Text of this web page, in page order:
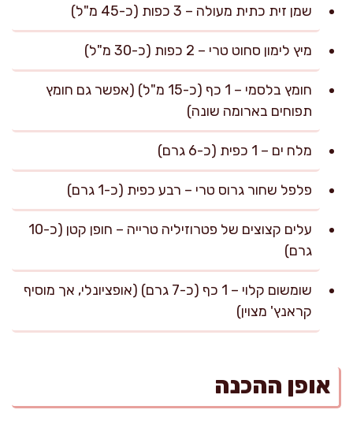
שמן זית כתית מעולה – 3 כפות (כ-45 מ"ל)
מיץ לימון סחוט טרי – 2 כפות (כ-30 מ"ל)
חומץ בלסמי – 1 כף (כ-15 מ"ל) (אפשר גם חומץ
תפוחים בארומה שונה)
מלח ים – 1 כפית (כ-6 גרם)
פלפל שחור גרוס טרי – רבע כפית (כ-1 גרם)
עלים קצוצים של פטרוזיליה טרייה – חופן קטן (כ-10
גרם)
שומשום קלוי – 1 כף (כ-7 גרם) (אופציונלי, אך מוסיף
קראנץ' מצוין)
אופן ההכנה